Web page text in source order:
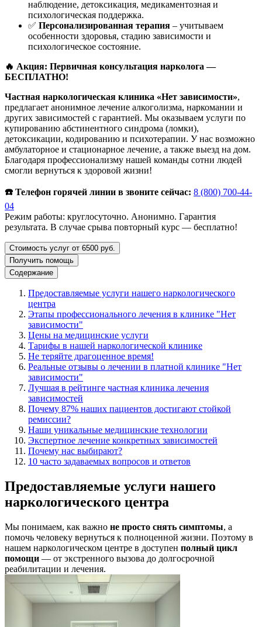
наблюдение, детоксикация, медикаментозная и
психологическая поддержка.
✅ Персонализированная терапия – учитываем
особенности здоровья, стадию зависимости и
психологическое состояние.
🔥 Акция: Первичная консультация нарколога —
БЕСПЛАТНО!
Частная наркологическая клиника «Нет зависимости»,
предлагает анонимное лечение алкоголизма, наркомании и
других зависимостей с гарантией. Мы оказываем услуги по
купированию абстинентного синдрома (ломки),
детоксикации, кодированию и психотерапии. У нас возможно
амбулаторное и стационарное лечение, а также выезд на дом.
Благодаря профессионализму нашей команды сотни людей
смогли вернуться к здоровой жизни!
☎️ Телефон горячей линии в звоните сейчас: 8 (800) 700-44-
04
Режим работы: круглосуточно. Анонимно. Гарантия
результата. В случае срыва повторный курс — бесплатно!
Стоимость услуг от 6500 руб.
Получить помощь
Содержание
Предоставляемые услуги нашего наркологического
центра
Этапы профессионального лечения в клинике "Нет
зависимости"
Цены на медицинские услуги
Тарифы в нашей наркологической клинике
Не теряйте драгоценное время!
Реальные отзывы о лечении в платной клинике "Нет
зависимости"
Лучшая в рейтинге частная клиника лечения
зависимостей
Почему 87% наших пациентов достигают стойкой
ремиссии?
Наши уникальные медицинские технологии
Экспертное лечение конкретных зависимостей
Почему нас выбирают?
10 часто задаваемых вопросов и ответов
Предоставляемые услуги нашего
наркологического центра
Мы понимаем, как важно не просто снять симптомы, а
помочь человеку вернуться к полноценной жизни. Поэтому в
нашем наркологическом центре в доступен полный цикл
помощи — от экстренного вызова до долгосрочной
реабилитации и лечения.